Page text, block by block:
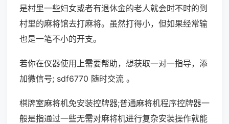
是村里一些妇女或者有退休金的老人就会时不时的到
村里的麻将馆去打麻将。虽然打得小，但如果经常输
也是一笔不小的开支。
若你在仪器使用上需要帮助，想获取一对一指导，添
加微信号; sdf6770 随时交流 。
棋牌室麻将机免安装控牌器;普通麻将机程序控牌器一
般是指通过一些无需对麻将机进行复杂安装操作就能